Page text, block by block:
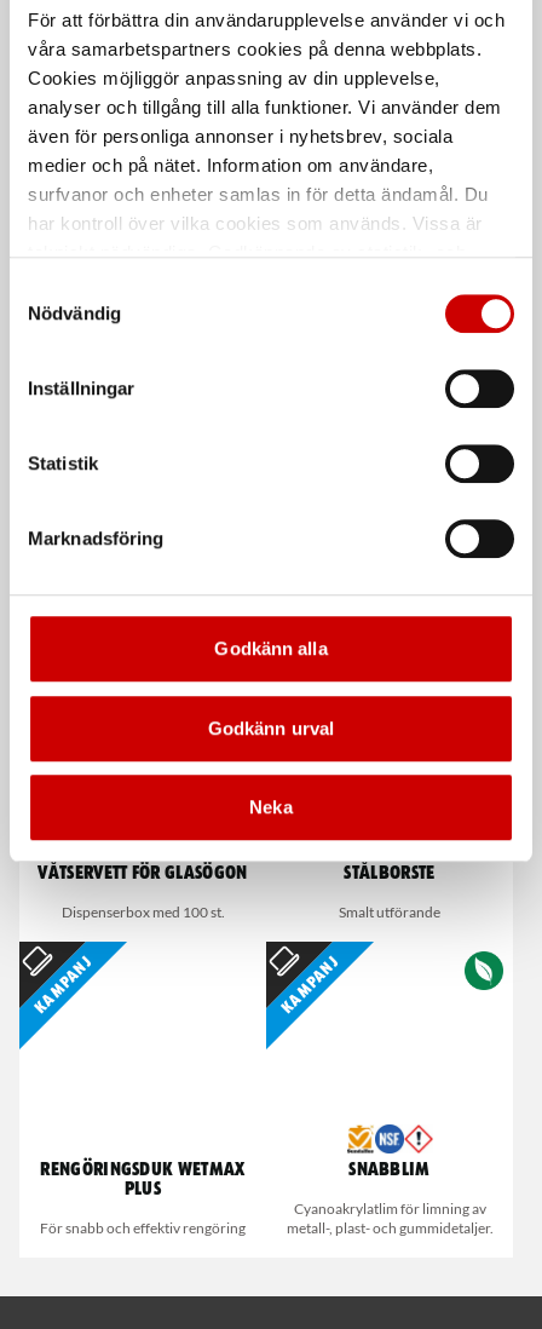
För att förbättra din användarupplevelse använder vi och
våra samarbetspartners cookies på denna webbplats.
Cookies möjliggör anpassning av din upplevelse,
analyser och tillgång till alla funktioner. Vi använder dem
även för personliga annonser i nyhetsbrev, sociala
medier och på nätet. Information om användare,
surfvanor och enheter samlas in för detta ändamål. Du
har kontroll över vilka cookies som används. Vissa är
länder utanför EU med olika dataskyddsnormer. Genom
att godkänna samtycker du till sådana överföringar. Läs
Nödvändig
Inställningar
Statistik
Marknadsföring
Godkänn alla
Godkänn urval
Neka
Verktygsset
PSA/Renault/Dacia
För parkeringssensorer. 14 delar.
Verktygsset för
parkeringssensorer
Modellspecifika set.
Installatationskit
34 delar
Verktygsset Skoda
De som köpte, köpte även
Kampanj
Våtservett för glasögon
Dispenserbox med 100 st.
Stålborste
Smalt utförande
Kampanj
Rengöringsduk Wetmax
Plus
För snabb och effektiv rengöring
Kampanj
Snabblim
Cyanoakrylatlim för limning av
metall-, plast- och gummidetaljer.